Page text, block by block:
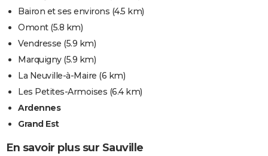
Bairon et ses environs (4.5 km)
Omont(5.8 km)
Vendresse (5.9 km)
Marquigny(5.9 km)
La Neuville-à-Maire (6 km)
Les Petites-Armoises (6.4 km)
Ardennes
Grand Est
En savoir plus sur Sauville